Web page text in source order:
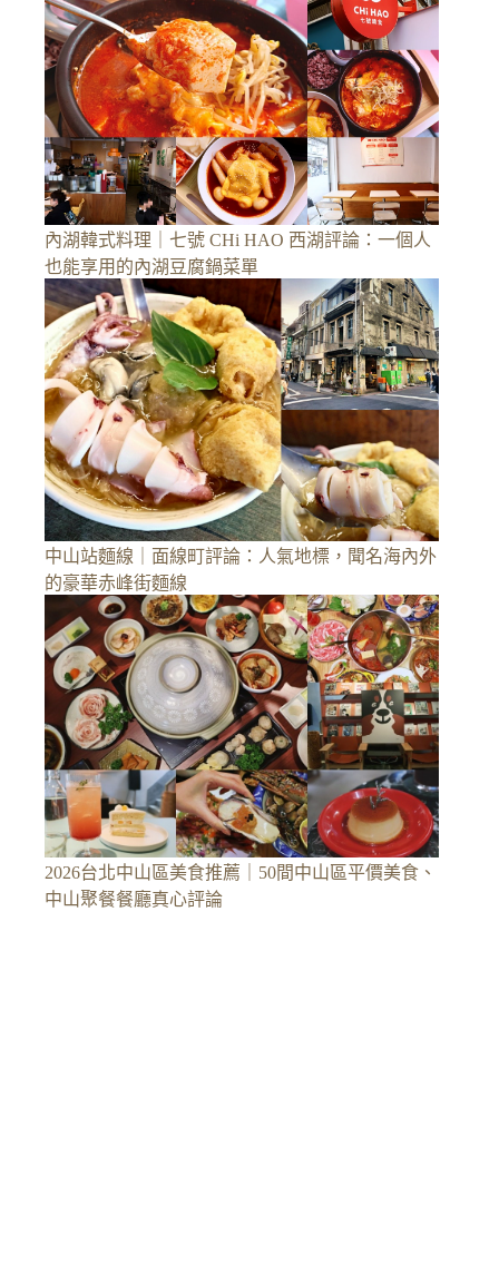
內湖韓式料理｜七號 CHi HAO 西湖評論：一個人
也能享用的內湖豆腐鍋菜單
中山站麵線｜面線町評論：人氣地標，聞名海內外
的豪華赤峰街麵線
2026台北中山區美食推薦｜50間中山區平價美食、
中山聚餐餐廳真心評論